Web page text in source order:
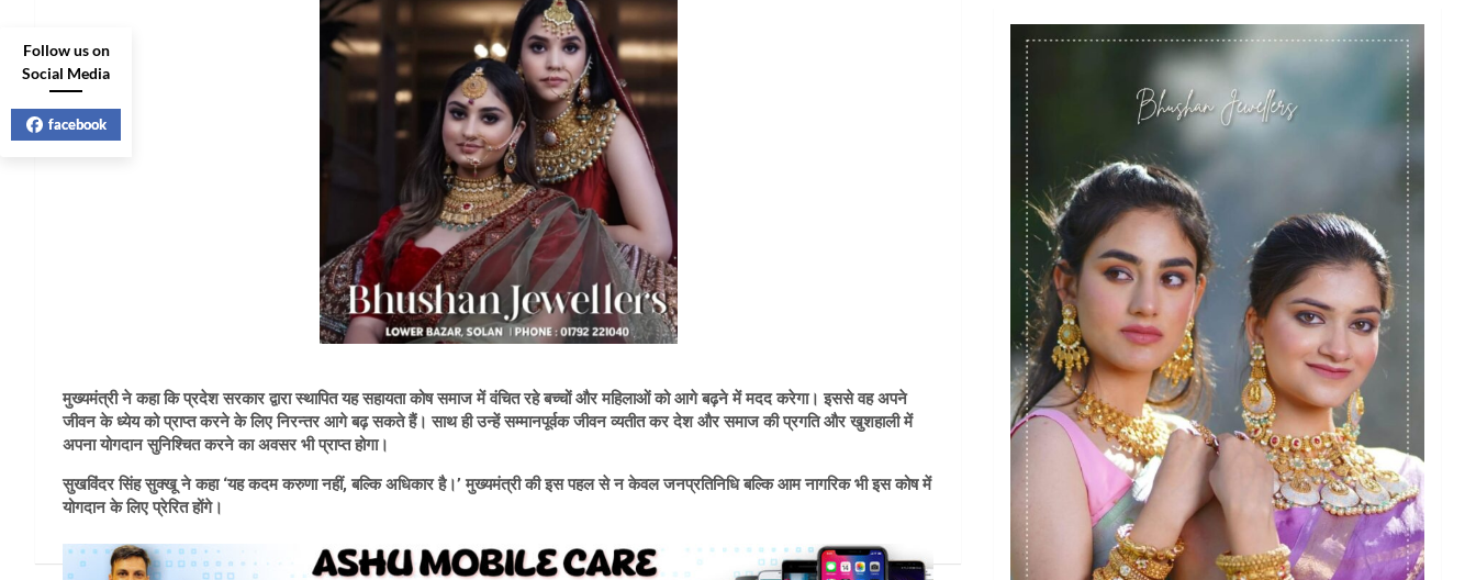
मुख्यमंत्री ने कहा कि प्रदेश सरकार द्वारा स्थापित यह सहायता कोष समाज में वंचित रहे बच्चों और महिलाओं को आगे बढ़ने में मदद करेगा। इससे वह अपने
जीवन के ध्येय को प्राप्त करने के लिए निरन्तर आगे बढ़ सकते हैं। साथ ही उन्हें सम्मानपूर्वक जीवन व्यतीत कर देश और समाज की प्रगति और खुशहाली में
अपना योगदान सुनिश्चित करने का अवसर भी प्राप्त होगा।
सुखविंदर सिंह सुक्खू ने कहा ‘यह कदम करुणा नहीं, बल्कि अधिकार है।’ मुख्यमंत्री की इस पहल से न केवल जनप्रतिनिधि बल्कि आम नागरिक भी इस कोष में
योगदान के लिए प्रेरित होंगे।
Follow us on
Social Media
facebook